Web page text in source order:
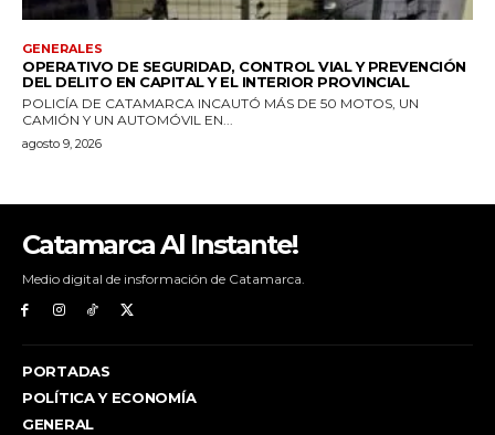
Catamarca Al Instante!
Medio digital de insformación de Catamarca.
PORTADAS
POLÍTICA Y ECONOMÍA
GENERAL